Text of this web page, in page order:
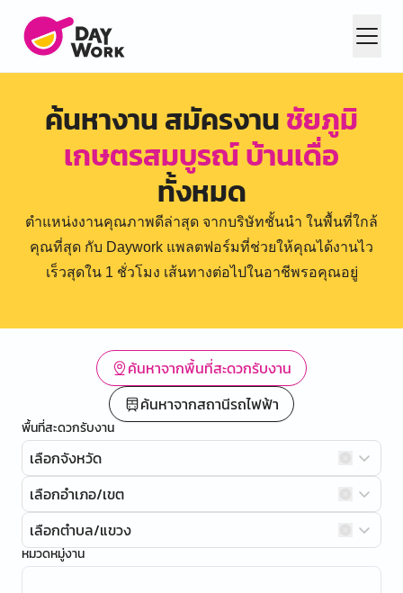
ค้นหางาน สมัครงานชัยภูมิ
เกษตรสมบูรณ์ บ้านเดื่อ
ทั้งหมด
ตำแหน่งงานคุณภาพดีล่าสุด จากบริษัทชั้นนำ ในพื้นที่ใกล้
คุณที่สุด กับ Daywork แพลตฟอร์มที่ช่วยให้คุณได้งานไว
เร็วสุดใน 1 ชั่วโมง เส้นทางต่อไปในอาชีพรอคุณอยู่
ค้นหาจากพื้นที่สะดวกรับงาน
ค้นหาจากสถานีรถไฟฟ้า
พื้นที่สะดวกรับงาน
เลือกจังหวัด
เลือกอำเภอ/เขต
เลือกตำบล/แขวง
หมวดหมู่งาน